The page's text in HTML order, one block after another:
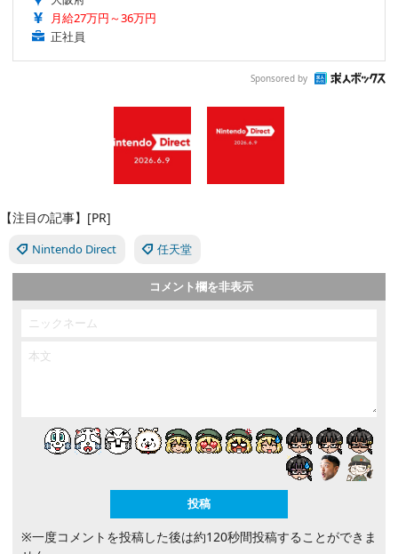
月給27万円～36万円
正社員
Sponsored by
【注目の記事】[PR]
Nintendo Direct 任天堂
コメント欄を非表示
※一度コメントを投稿した後は約120秒間投稿することができま